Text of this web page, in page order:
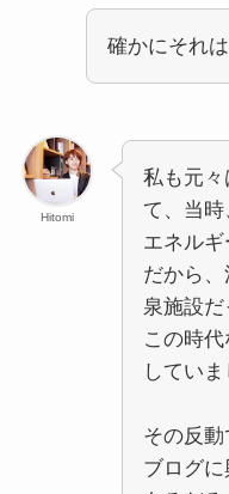
確かにそれ
Hitomi
私も元
て、当
エネルギ
だから
泉施設だ
この時
していま
その反
ブログ